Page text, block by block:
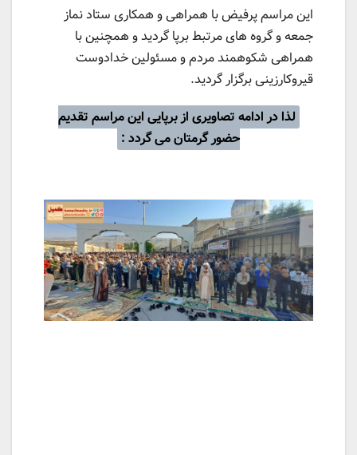
این مراسم پرفیض با همراهی و همکاری ستاد نماز
جمعه و گروه های مرتبط برپا گردید و همچنین با
همراهی شکوهمند مردم و مسئولین خدادوست
قیروکارزینی برگزار گردید.
لذا در ادامه تصاویری از برپایی این مراسم تقدیم
حضور گرمتان می گردد :